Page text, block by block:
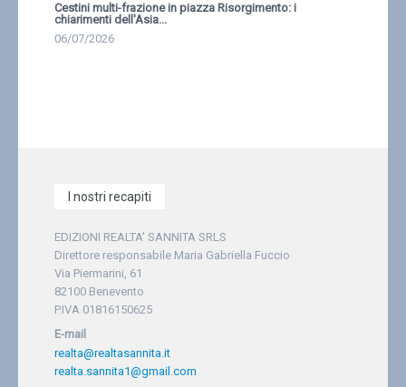
Cestini multi-frazione in piazza Risorgimento: i
chiarimenti dell'Asia...
06/07/2026
I nostri recapiti
EDIZIONI REALTA' SANNITA SRLS
Direttore responsabile Maria Gabriella Fuccio
Via Piermarini, 61
82100 Benevento
P.IVA 01816150625
E-mail
realta@realtasannita.it
realta.sannita1@gmail.com